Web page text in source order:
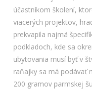
účastníkom školení,
viacerých projektov,
prekvapila najmä
podkladoch, kde sa
ubytovania musí byť v
raňajky sa má podávať
200 gramov parmskej